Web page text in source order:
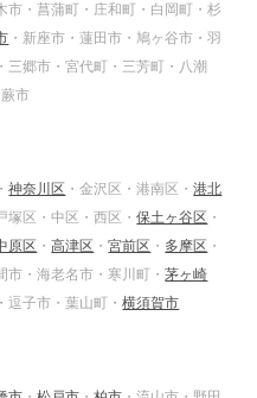
市・菖蒲町・庄和町・白岡町・杉
・新座市・蓮田市・鳩ヶ谷市・羽
三郷市・宮代町・三芳町・八潮
市
神奈川区 ・金沢区・港南区・港北
塚区・中区・西区・保土ヶ谷区 ・
原区 ・高津区 ・宮前区 ・ 多摩区 ・
市・海老名市・寒川町・茅ヶ崎
逗子市・葉山町・横須賀市